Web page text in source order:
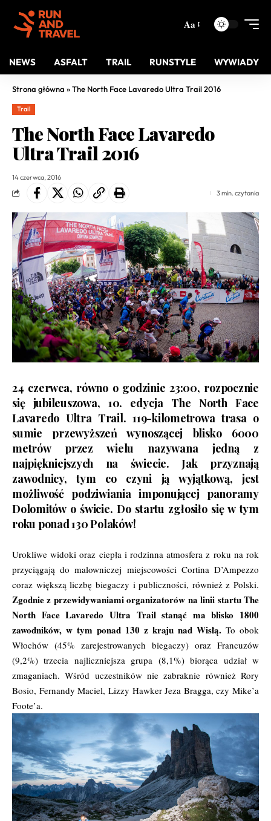
Aa
NEWS ASFALT TRAIL RUNSTYLE WYWIADY
Strona główna »The North Face Lavaredo Ultra Trail 2016
Trail
The North Face Lavaredo
Ultra Trail 2016
14 czerwca, 2016
3 min. czytania
24 czerwca, równo o godzinie 23:00, rozpocznie
się jubileuszowa, 10. edycja The North Face
Lavaredo Ultra Trail. 119-kilometrowa trasa o
sumie przewyższeń wynoszącej blisko 6000
metrów przez wielu nazywana jedną z
najpiękniejszych na świecie. Jak przyznają
zawodnicy, tym co czyni ją wyjątkową, jest
możliwość podziwiania imponującej panoramy
Dolomitów o świcie. Do startu zgłosiło się w tym
roku ponad 130 Polaków!
Urokliwe widoki oraz ciepła i rodzinna atmosfera z roku na rok
przyciągają do malowniczej miejscowości Cortina D’Ampezzo
coraz większą liczbę biegaczy i publiczności, również z Polski.
Zgodnie z przewidywaniami organizatorów na linii startu The
North Face Lavaredo Ultra Trail stanąć ma blisko 1800
zawodników, w tym ponad 130 z kraju nad Wisłą. To obok
Włochów (45% zarejestrowanych biegaczy) oraz Francuzów
(9,2%) trzecia najliczniejsza grupa (8,1%) biorąca udział w
zmaganiach. Wśród uczestników nie zabraknie również Rory
Bosio, Fernandy Maciel, Lizzy Hawker Jeza Bragga, czy Mike’a
Foote’a.